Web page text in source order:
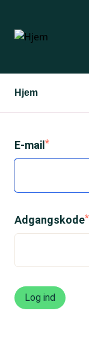
hovedindhold
Hjem
E-mail
Adgangskode